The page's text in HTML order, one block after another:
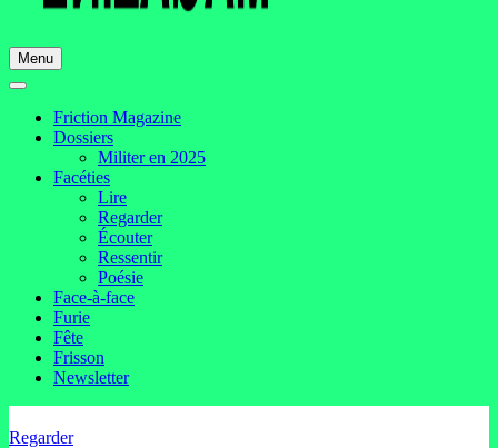
Menu
Friction Magazine
Dossiers
Militer en 2025
Facéties
Lire
Regarder
Écouter
Ressentir
Poésie
Face-à-face
Furie
Fête
Frisson
Newsletter
Regarder